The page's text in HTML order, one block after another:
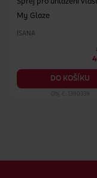
My Glaze
ISANA
DO KOŠÍKU
Obj. č.: 1390339